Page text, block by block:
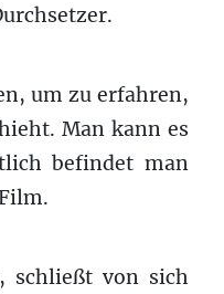
um zu erfahren,
Man kann es
befindet man
schließt von sich